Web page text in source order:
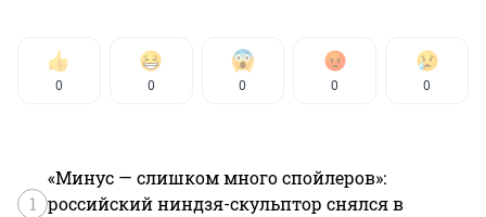
0 0 0 0 0
1
«Минус — слишком много спойлеров»:
российский ниндзя-скульптор снялся в